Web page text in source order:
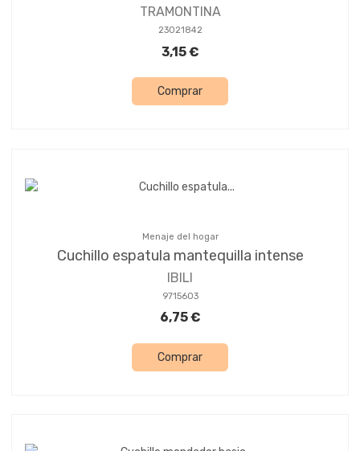
TRAMONTINA
23021842
3,15 €
Comprar
Menaje del hogar
Cuchillo espatula mantequilla intense
IBILI
9715603
6,75 €
Comprar